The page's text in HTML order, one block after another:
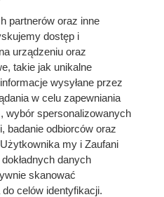
partnerów oraz inne
dostęp i
urządzeniu oraz
takie jak unikalne
wysyłane przez
w celu zapewniania
wybór spersonalizowanych
badanie odbiorców oraz
my i Zaufani
danych
skanować
celów identyfikacji.